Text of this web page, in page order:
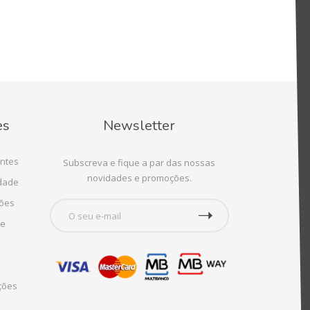
Newsletter
Subscreva e fique a par das nossas
novidades e promoções.